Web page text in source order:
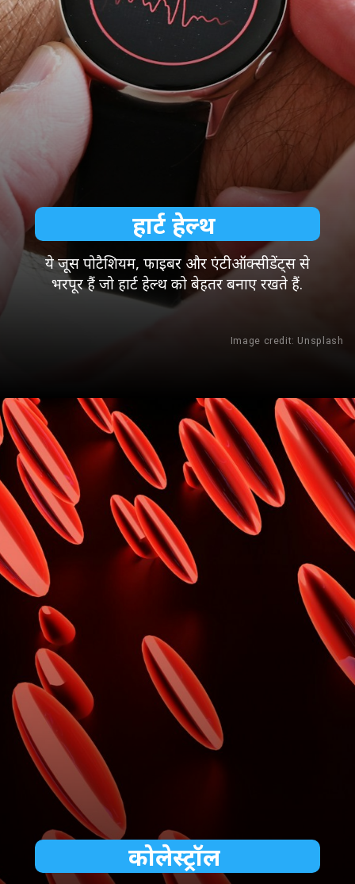
हार्ट हेल्थ
ये जूस पोटैशियम, फाइबर और एंटीऑक्सीडेंट्स से
भरपूर हैं जो हार्ट हेल्थ को बेहतर बनाए रखते हैं.
Image credit: Unsplash
कोलेस्ट्रॉल